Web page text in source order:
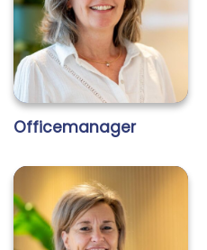
Officemanager